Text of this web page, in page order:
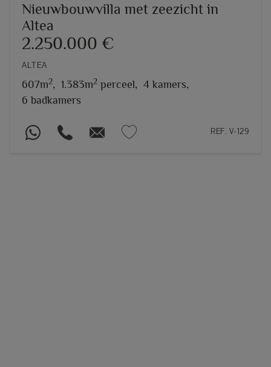
Nieuwbouwvilla met zeezicht in
Altea
2.250.000 €
ALTEA
607m2, 1.383m2 perceel, 4 kamers,
6 badkamers
REF. V-129